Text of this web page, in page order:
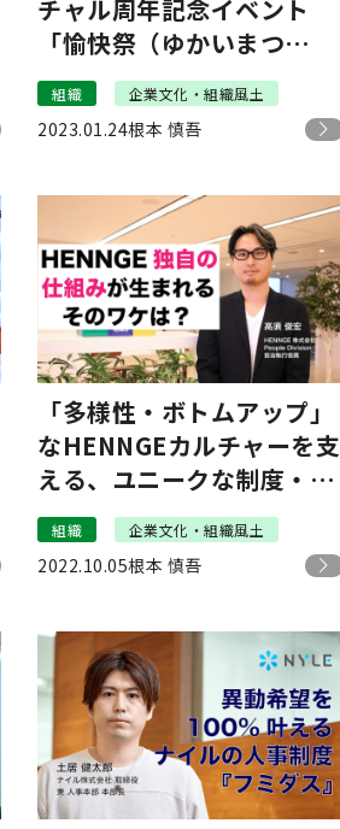
チャル周年記念イベント
「愉快祭（ゆかいまつ
り）」開催！3ヶ月間、全
社員が愉快を実体験！
組織 企業文化・組織風土
2023.01.24根本 慎吾
「多様性・ボトムアップ」
なHENNGEカルチャーを支
える、ユニークな制度・施
策の裏側
組織 企業文化・組織風土
2022.10.05根本 慎吾